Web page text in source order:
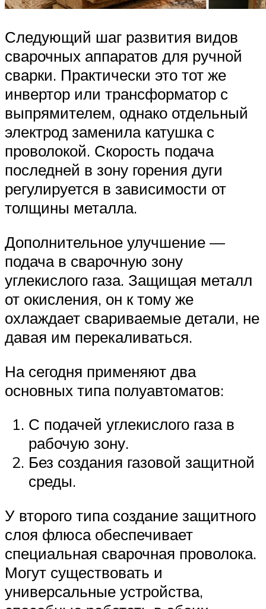
Следующий шаг развития видов
сварочных аппаратов для ручной
сварки. Практически это тот же
инвертор или трансформатор с
выпрямителем, однако отдельный
электрод заменила катушка с
проволокой. Скорость подача
последней в зону горения дуги
регулируется в зависимости от
толщины металла.
Дополнительное улучшение —
подача в сварочную зону
углекислого газа. Защищая металл
от окисления, он к тому же
охлаждает свариваемые детали, не
давая им перекаливаться.
На сегодня применяют два
основных типа полуавтоматов:
С подачей углекислого газа в
рабочую зону.
Без создания газовой защитной
среды.
У второго типа создание защитного
слоя флюса обеспечивает
специальная сварочная проволока.
Могут существовать и
универсальные устройства,